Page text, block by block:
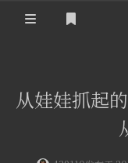
黄河事务
从娃娃抓起